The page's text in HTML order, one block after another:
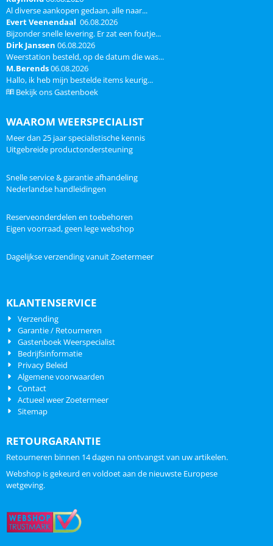
buis levering zonder paal of
buis...
montagemateriaa...
Al diverse aankopen gedaan, alle naar...
Evert Veenendaal 06.08.2026
Bijzonder snelle levering. Er zat een foutje...
Dirk Janssen 06.08.2026
Weerstation besteld, op de datum die was...
M.Berends06.08.2026
Hallo, ik heb mijn bestelde items keurig...
Bekijk ons Gastenboek
WAAROM WEERSPECIALIST
Meer dan 25 jaar specialistische kennis
Uitgebreide productondersteuning
Snelle service & garantie afhandeling
Nederlandse handleidingen
Reserveonderdelen en toebehoren
Eigen voorraad, geen lege webshop
Dagelijkse verzending vanuit Zoetermeer
KLANTENSERVICE
Verzending
Garantie / Retourneren
Gastenboek Weerspecialist
Bedrijfsinformatie
Privacy Beleid
Algemene voorwaarden
Contact
Actueel weer Zoetermeer
Sitemap
RETOURGARANTIE
Retourneren binnen 14 dagen na ontvangst van uw artikelen.
Webshop is gekeurd en voldoet aan de nieuwste Europese
wetgeving.